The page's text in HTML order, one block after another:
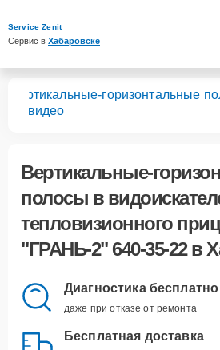
Service Zenit
Сервис в Хабаровске
Вертикальные-горизонтальные
на видео
Вертикальные-
полосы в
тепловизионного
"ГРАНЬ-2" 640-35-22 в
Диагностика бесплатно
даже при отказе от ремонта
Бесплатная доставка